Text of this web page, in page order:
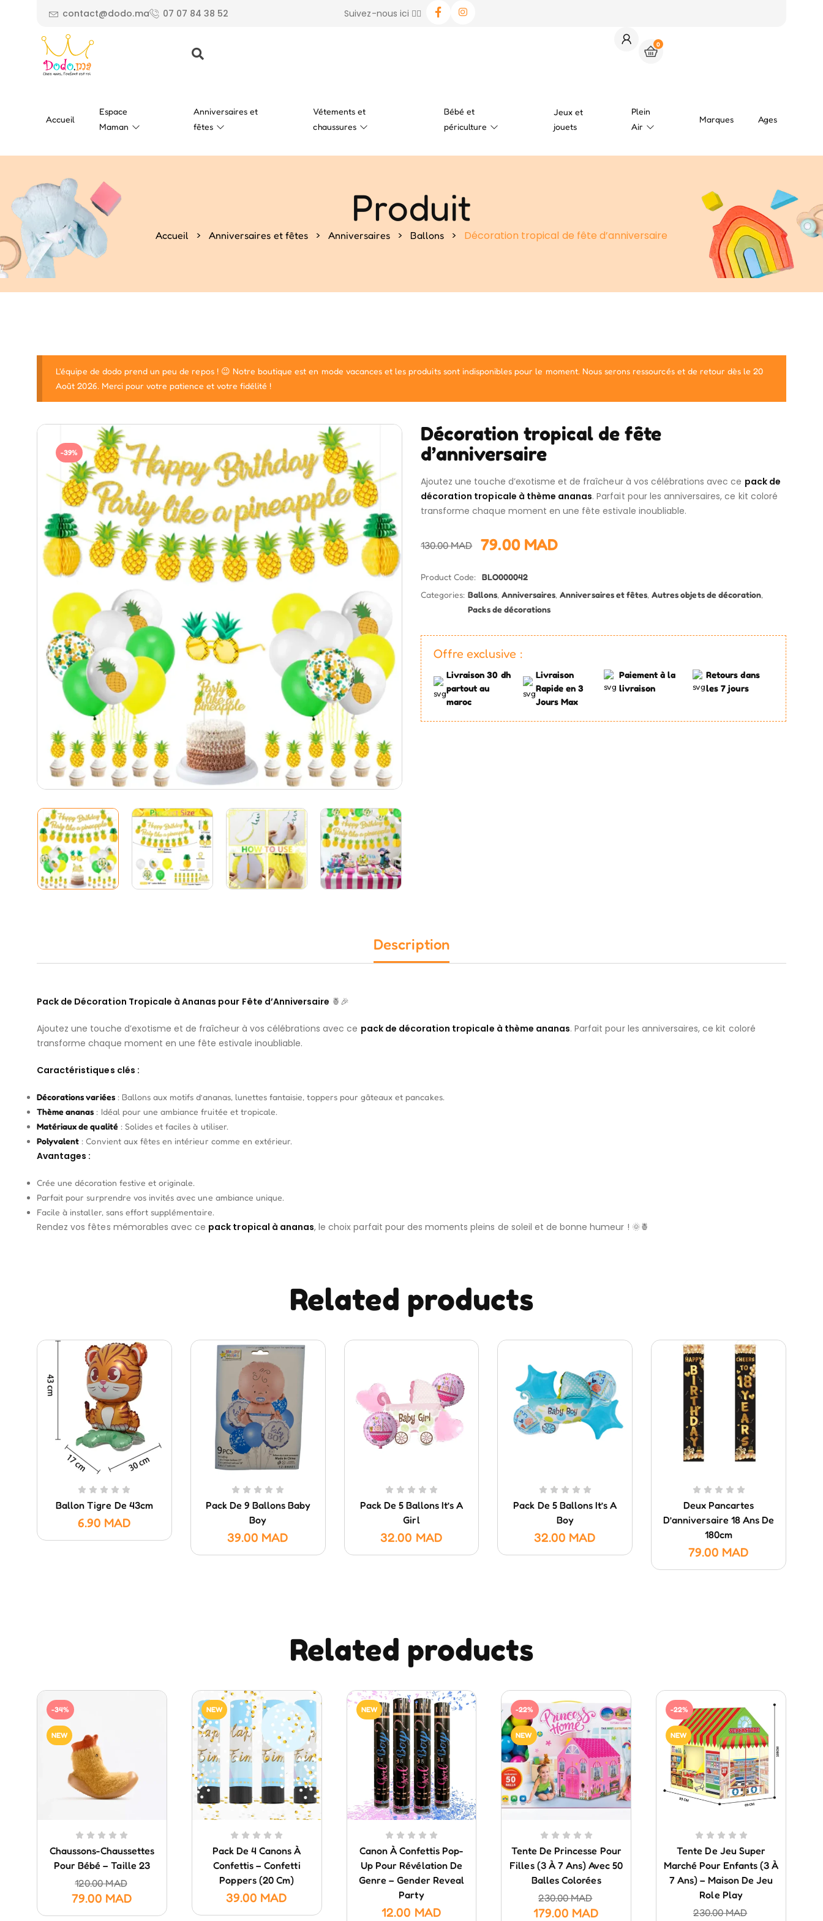
contact@dodo.ma 07 07 84 38 52 Suivez-nous ici 👉🏻
0
Accueil
Espace
Maman
Anniversaires et
fêtes
Vétements et
chaussures
Bébé et
périculture
Jeux et
jouets
Plein
Air
Marques Ages
Produit
Accueil > Anniversaires et fêtes > Anniversaires > Ballons > Décoration tropical de fête d’anniversaire
L'équipe de dodo prend un peu de repos ! 😉 Notre boutique est en mode vacances et les produits sont indisponibles pour le moment. Nous serons ressourcés et de retour dès le 20
Août 2026. Merci pour votre patience et votre fidélité !
-39%
Décoration tropical de fête
d’anniversaire
Ajoutez une touche d’exotisme et de fraîcheur à vos célébrations avec ce pack de
décoration tropicale à thème ananas. Parfait pour les anniversaires, ce kit coloré
transforme chaque moment en une fête estivale inoubliable.
130.00MAD 79.00 MAD
Product Code: BLO000042
Categories: Ballons, Anniversaires,Anniversaires et fêtes,Autres objets de décoration,
Packs de décorations
Offre exclusive :
Livraison 30 dh
partout au
maroc
Livraison
Rapide en 3
Jours Max
Paiement à la
livraison
Retours dans
les 7 jours
Description
Pack de Décoration Tropicale à Ananas pour Fête d’Anniversaire 🍍🎉
Ajoutez une touche d’exotisme et de fraîcheur à vos célébrations avec ce pack de décoration tropicale à thème ananas. Parfait pour les anniversaires, ce kit coloré
transforme chaque moment en une fête estivale inoubliable.
Caractéristiques clés :
Décorations variées: Ballons aux motifs d’ananas, lunettes fantaisie, toppers pour gâteaux et pancakes.
Thème ananas : Idéal pour une ambiance fruitée et tropicale.
Matériaux de qualité: Solides et faciles à utiliser.
Polyvalent : Convient aux fêtes en intérieur comme en extérieur.
Avantages :
Crée une décoration festive et originale.
Parfait pour surprendre vos invités avec une ambiance unique.
Facile à installer, sans effort supplémentaire.
Rendez vos fêtes mémorables avec ce pack tropical à ananas, le choix parfait pour des moments pleins de soleil et de bonne humeur ! 🌞🍍
Related products
Ballon Tigre De 43cm
6.90 MAD
Pack De 9 Ballons Baby
Boy
39.00 MAD
Pack De 5 Ballons It’s A
Girl
32.00 MAD
Pack De 5 Ballons It’s A
Boy
32.00 MAD
Deux Pancartes
D’anniversaire 18 Ans De
180cm
79.00 MAD
Related products
-34%
NEW
Chaussons-Chaussettes
Pour Bébé – Taille 23
120.00MAD
79.00 MAD
NEW
Pack De 4 Canons À
Confettis – Confetti
Poppers (20 Cm)
39.00 MAD
NEW
Canon À Confettis Pop-
Up Pour Révélation De
Genre – Gender Reveal
Party
12.00 MAD
-22%
NEW
Tente De Princesse Pour
Filles (3 À 7 Ans) Avec 50
Balles Colorées
230.00MAD
179.00 MAD
-22%
NEW
Tente De Jeu Super
Marché Pour Enfants (3 À
7 Ans) – Maison De Jeu
Role Play
230.00MAD